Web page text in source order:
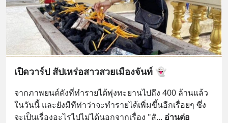
เปิดวาร์ป สัปเหร่อสาวสวยเมืองจันท์ 👻
จากภาพยนต์ดังที่ทำรายได้พุ่งทะยานไปถึง 400 ล้านแล้ว
ในวันนี้ และยังมีทีท่าว่าจะทำรายได้เพิ่มขึ้นอีกเรื่อยๆ ซึ่ง
จะเป็นเรื่องอะไรไปไม่ได้นอกจากเรื่อง "สั... อ่านต่อ